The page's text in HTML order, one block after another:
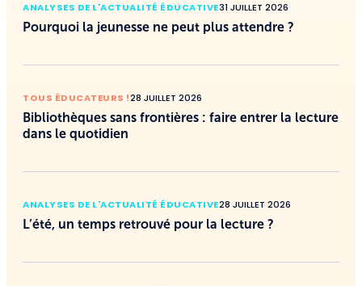
ANALYSES DE L'ACTUALITÉ ÉDUCATIVE31 JUILLET 2026
Pourquoi la jeunesse ne peut plus attendre ?
TOUS ÉDUCATEURS !28 JUILLET 2026
Bibliothèques sans frontières : faire entrer la lecture
dans le quotidien
ANALYSES DE L'ACTUALITÉ ÉDUCATIVE28 JUILLET 2026
L’été, un temps retrouvé pour la lecture ?